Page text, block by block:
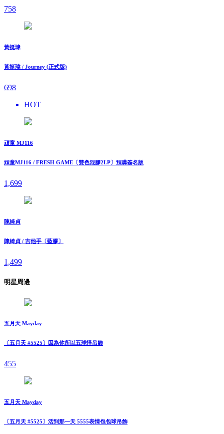
758
黃挺瑋
黃挺瑋 / Journey (正式版)
698
HOT
頑童 MJ116
頑童MJ116 / FRESH GAME〔雙色混膠2LP〕預購簽名版
1,699
陳綺貞
陳綺貞 / 吉他手〔藍膠〕
1,499
明星周邊
五月天 Mayday
〔五月天 #5525〕因為你所以五球怪吊飾
455
五月天 Mayday
〔五月天 #5525〕活到那一天 5555表情包包球吊飾